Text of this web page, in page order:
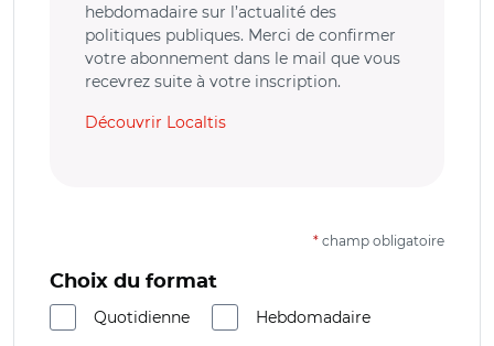
hebdomadaire sur l’actualité des
politiques publiques. Merci de confirmer
votre abonnement dans le mail que vous
recevrez suite à votre inscription.
Découvrir Localtis
* champ obligatoire
Choix du format
Quotidienne
Hebdomadaire